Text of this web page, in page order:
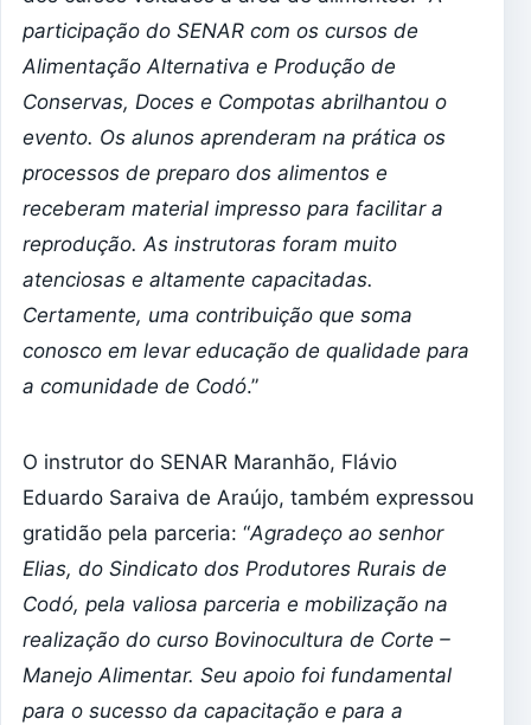
participação do SENAR com os cursos de
Alimentação Alternativa e Produção de
Conservas, Doces e Compotas abrilhantou o
evento. Os alunos aprenderam na prática os
processos de preparo dos alimentos e
receberam material impresso para facilitar a
reprodução. As instrutoras foram muito
atenciosas e altamente capacitadas.
Certamente, uma contribuição que soma
conosco em levar educação de qualidade para
a comunidade de Codó.”
O instrutor do SENAR Maranhão, Flávio
Eduardo Saraiva de Araújo, também expressou
gratidão pela parceria: “Agradeço ao senhor
Elias, do Sindicato dos Produtores Rurais de
Codó, pela valiosa parceria e mobilização na
realização do curso Bovinocultura de Corte –
Manejo Alimentar. Seu apoio foi fundamental
para o sucesso da capacitação e para a